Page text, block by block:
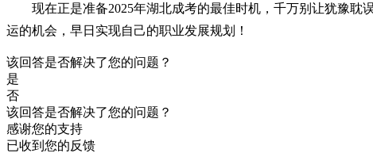
现在正是准备2025年湖北成考的最佳时机，千万别让犹豫耽
运的机会，早日实现自己的职业发展规划！
该回答是否解决了您的问题？
是
否
该回答是否解决了您的问题？
感谢您的支持
已收到您的反馈